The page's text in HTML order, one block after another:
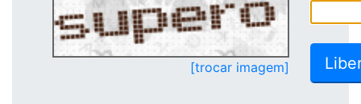
[trocar imagem]